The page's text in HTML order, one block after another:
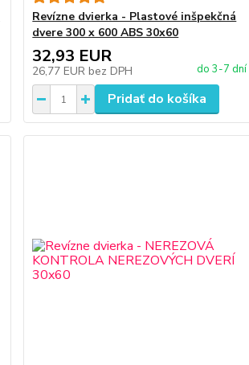
Revízne dvierka - Plastové inšpekčná
dvere 300 x 600 ABS 30x60
32,93 EUR
26,77 EUR bez DPH do 3-7 dní
Pridať do košíka